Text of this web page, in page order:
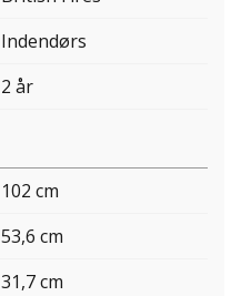
Indendørs
2 år
102 cm
53,6 cm
31,7 cm